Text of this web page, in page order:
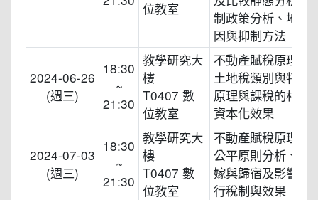
位教室
制政策分析、地價
因與抑制方法
2024-06-26
(週三)
18:30
~
21:30
教學研究大
樓
T0407 數
位教室
不動產賦稅原理與
土地稅類別與特性
原理與課稅的相關
資本化效果
2024-07-03
(週三)
18:30
~
21:30
教學研究大
樓
T0407 數
位教室
不動產賦稅原理與
公平原則分析、租
嫁與歸宿及影響因
行稅制與效果